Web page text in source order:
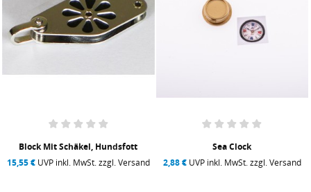
Block Mit Schäkel, Hundsfott
15,55 €UVP inkl. MwSt. zzgl. Versand
Sea Clock
2,88 €UVP inkl. MwSt. zzgl. Versand